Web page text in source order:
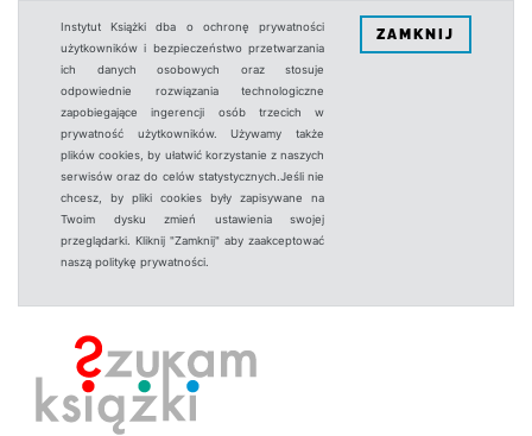
Instytut Książki dba o ochronę prywatności
użytkowników i bezpieczeństwo przetwarzania
ich danych osobowych oraz stosuje
odpowiednie rozwiązania technologiczne
zapobiegające ingerencji osób trzecich w
prywatność użytkowników. Używamy także
plików cookies, by ułatwić korzystanie z naszych
serwisów oraz do celów statystycznych.Jeśli nie
chcesz, by pliki cookies były zapisywane na
Twoim dysku zmień ustawienia swojej
przeglądarki. Kliknij "Zamknij" aby zaakceptować
naszą politykę prywatności.
ZAMKNIJ